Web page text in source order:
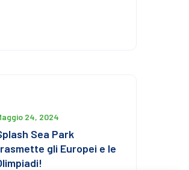
24, 2024
Sea Park
gli Europei e le